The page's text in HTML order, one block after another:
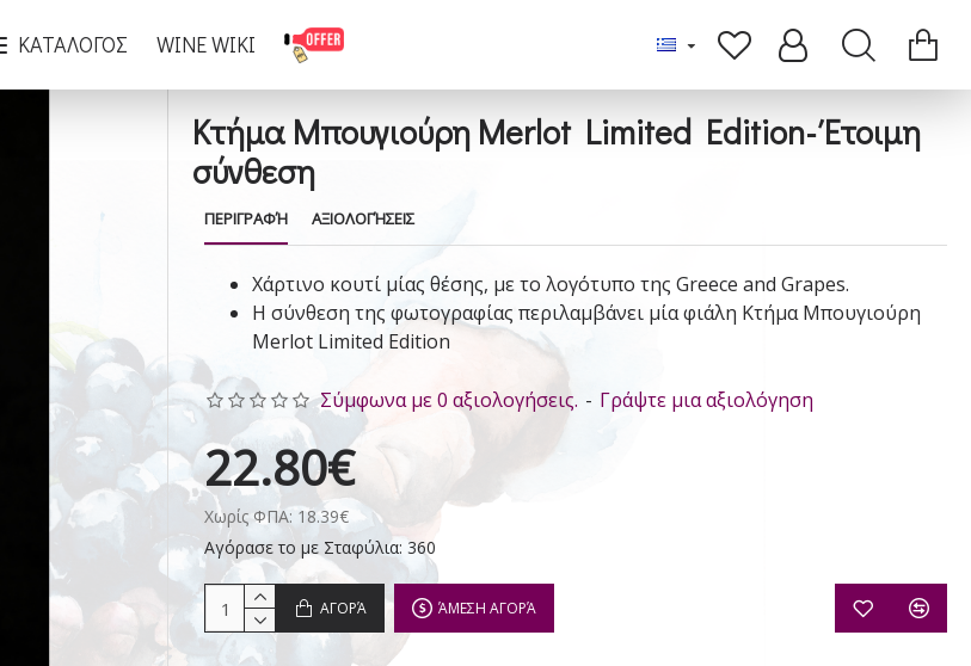
ΚΑΤΑΛΟΓΟΣ WINE WIKI
Κτήμα Μπουγιούρη Merlot Limited Edition- Έτοιμη σύνθεση
Κτήμα Μπουγιούρη Merlot Limited Edition- Έτοιμη
σύνθεση
ΠΕΡΙΓΡΑΦΉ ΑΞΙΟΛΟΓΉΣΕΙΣ
Χάρτινο κουτί μίας θέσης, με το λογότυπο της Greece and Grapes.
Η σύνθεση της φωτογραφίας περιλαμβάνει μία φιάλη Κτήμα Μπουγιούρη
Merlot Limited Edition
Σύμφωνα με 0 αξιολογήσεις. - Γράψτε μια αξιολόγηση
22.80€
Χωρίς ΦΠΑ: 18.39€
Αγόρασε το με Σταφύλια: 360
ΑΓΟΡΆ ΆΜΕΣΗ ΑΓΟΡΆ